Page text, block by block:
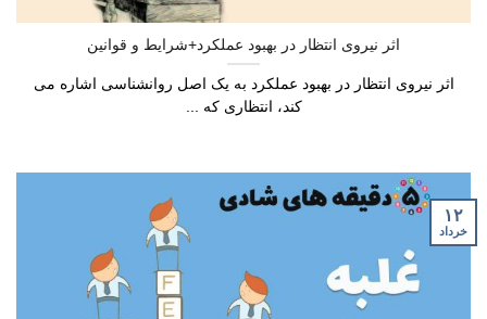
اثر نیروی انتظار در بهبود عملکرد+شرایط و قوانین
اثر نیروی انتظار در بهبود عملکرد به یک اصل روانشناسی اشاره می
کند، انتظاری که ...
۱۲
خرداد